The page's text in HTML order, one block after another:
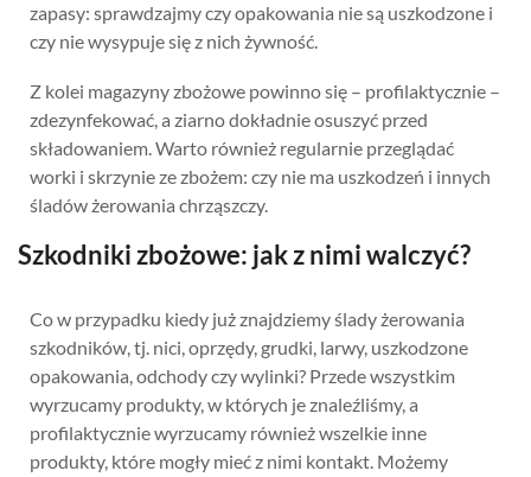
zapasy: sprawdzajmy czy opakowania nie są uszkodzone i
czy nie wysypuje się z nich żywność.
Z kolei magazyny zbożowe powinno się – profilaktycznie –
zdezynfekować, a ziarno dokładnie osuszyć przed
składowaniem. Warto również regularnie przeglądać
worki i skrzynie ze zbożem: czy nie ma uszkodzeń i innych
śladów żerowania chrząszczy.
Szkodniki zbożowe: jak z nimi walczyć?
Co w przypadku kiedy już znajdziemy ślady żerowania
szkodników, tj. nici, oprzędy, grudki, larwy, uszkodzone
opakowania, odchody czy wylinki? Przede wszystkim
wyrzucamy produkty, w których je znaleźliśmy, a
profilaktycznie wyrzucamy również wszelkie inne
produkty, które mogły mieć z nimi kontakt. Możemy